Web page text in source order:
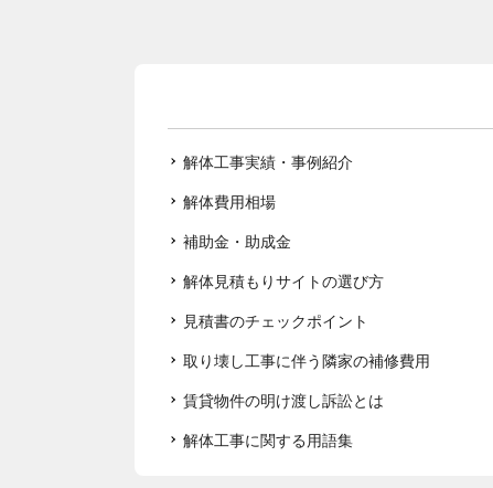
解体工事実績・事例紹介
解体費用相場
補助金・助成金
解体見積もりサイトの選び方
見積書のチェックポイント
取り壊し工事に伴う隣家の補修費用
賃貸物件の明け渡し訴訟とは
解体工事に関する用語集